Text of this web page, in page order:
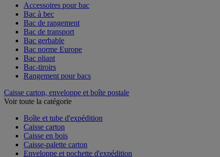
Accessoires pour bac
Bac à bec
Bac de rangement
Bac de transport
Bac gerbable
Bac norme Europe
Bac pliant
Bac-tiroirs
Rangement pour bacs
Caisse carton, enveloppe et boîte postale
Voir toute la catégorie
Boîte et tube d'expédition
Caisse carton
Caisse en bois
Caisse-palette carton
Enveloppe et pochette d'expédition